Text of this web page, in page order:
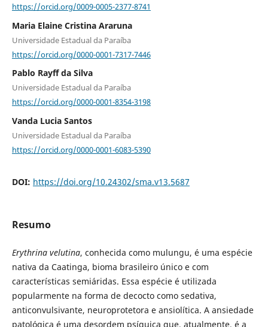
https://orcid.org/0009-0005-2377-8741
Maria Elaine Cristina Araruna
Universidade Estadual da Paraíba
https://orcid.org/0000-0001-7317-7446
Pablo Rayff da Silva
Universidade Estadual da Paraíba
https://orcid.org/0000-0001-8354-3198
Vanda Lucia Santos
Universidade Estadual da Paraíba
https://orcid.org/0000-0001-6083-5390
DOI: https://doi.org/10.24302/sma.v13.5687
Resumo
Erythrina velutina, conhecida como mulungu, é uma espécie
nativa da Caatinga, bioma brasileiro único e com
características semiáridas. Essa espécie é utilizada
popularmente na forma de decocto como sedativa,
anticonvulsivante, neuroprotetora e ansiolítica. A ansiedade
patológica é uma desordem psíquica que, atualmente, é a